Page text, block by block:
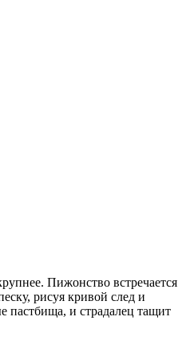
Пижонство встречается
рисуя кривой след и
пастбища, и страдалец тащит